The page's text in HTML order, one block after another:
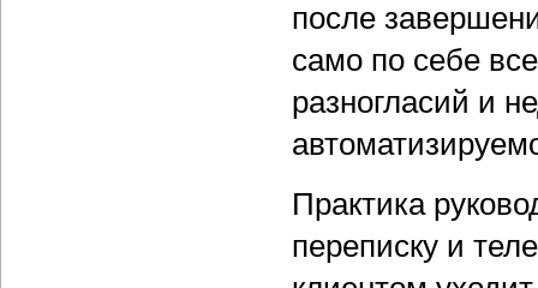
после
само по себе
разногласий и
Практика
переписку и